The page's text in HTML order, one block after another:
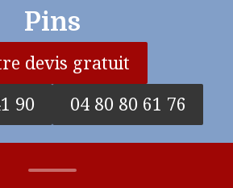
Pins
devis gratuit
90
04 80 80 61 76